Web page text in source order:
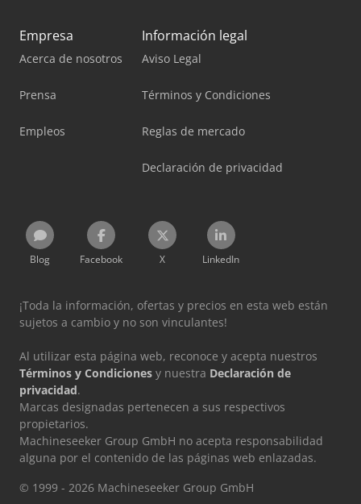
Empresa
Acerca de nosotros
Prensa
Empleos
Información legal
Aviso Legal
Términos y Condiciones
Reglas de mercado
Declaración de privacidad
Blog Facebook X LinkedIn
¡Toda la información, ofertas y precios en esta web están
sujetos a cambio y no son vinculantes!
Al utilizar esta página web, reconoce y acepta nuestros
Términos y Condiciones y nuestra Declaración de
privacidad.
Marcas designadas pertenecen a sus respectivos
propietarios.
Machineseeker Group GmbH no acepta responsabilidad
alguna por el contenido de las páginas web enlazadas.
© 1999 - 2026 Machineseeker Group GmbH